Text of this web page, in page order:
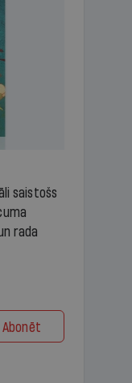
saistošs
rada
Abonēt